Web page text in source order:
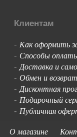
Клиентам
- Как оформить
- Способы
-Доставка и
- Обмен и
-Дисконтная
- Подарочный
- Публичная
О магазине